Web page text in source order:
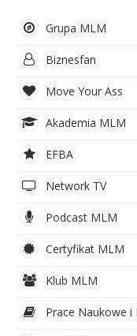
Grupa MLM
Biznesfan
Move Your Ass
Akademia MLM
EFBA
Network TV
Podcast MLM
Certyfikat MLM
Klub MLM
Prace Naukowe